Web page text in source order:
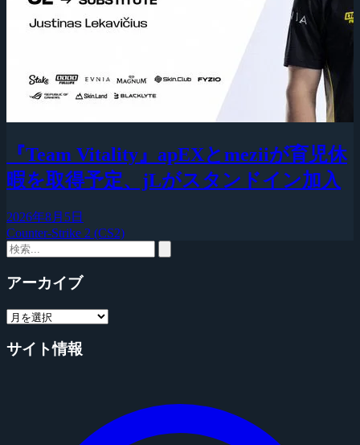
『Team Vitality』apEXとmeziiが育児休
暇を取得予定、jLがスタンドイン加入
2026年8月5日
Counter-Strike 2 (CS2)
アーカイブ
サイト情報